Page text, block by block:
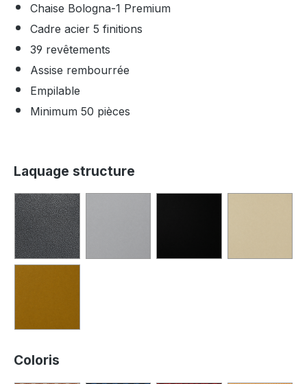
Chaise Bologna-1 Premium
Cadre acier 5 finitions
39 revêtements
Assise rembourrée
Empilable
Minimum 50 pièces
Laquage structure
Coloris